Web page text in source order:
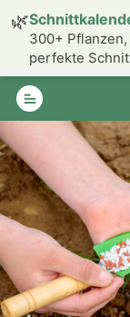
🌿
300+ Pflanzen,
perfekte